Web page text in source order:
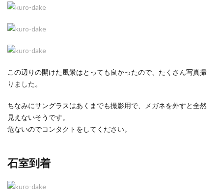
この辺りの開けた風景はとっても良かったので、たくさん写真撮
りました。
ちなみにサングラスはあくまでも撮影用で、メガネを外すと全然
見えないそうです。
危ないのでコンタクトをしてください。
石室到着